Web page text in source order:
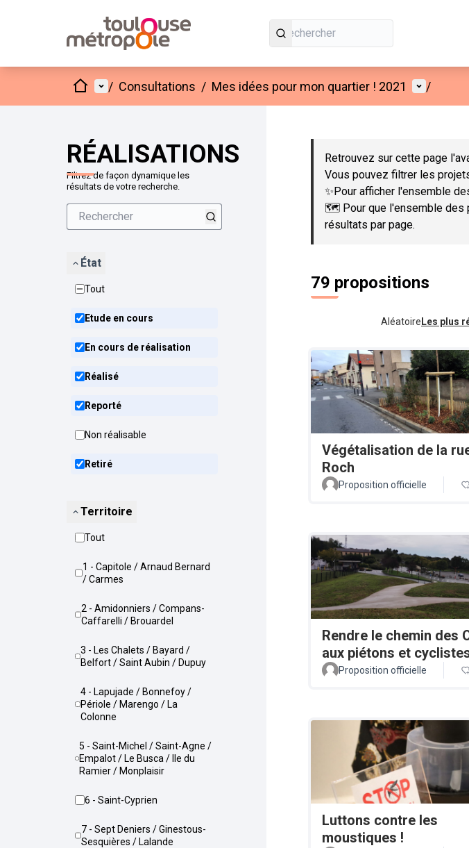
AccueilMenu principal
/ Consultations / Mes idées pour mon quartier ! 2021 Menu
/
RÉALISATIONS
Filtrez de façon dynamique les
résultats de votre recherche.
État
Tout
Etude en cours
En cours de réalisation
Réalisé
Reporté
Non réalisable
Retiré
Territoire
Tout
1 - Capitole / Arnaud Bernard
/ Carmes
2 - Amidonniers / Compans-
Caffarelli / Brouardel
3 - Les Chalets / Bayard /
Belfort / Saint Aubin / Dupuy
4 - Lapujade / Bonnefoy /
Périole / Marengo / La
Colonne
5 - Saint-Michel / Saint-Agne /
Empalot / Le Busca / Ile du
Ramier / Monplaisir
6 - Saint-Cyprien
7 - Sept Deniers / Ginestous-
Sesquières / Lalande
Passer la carte
Retrouvez sur cette page
Vous pouvez filtrer les
✨Pour afficher l'ensemble
🗺️ Pour que l'ensemble des
résultats par page.
79 propositions
Aléatoire Les plus
Végétalisation de la
Roch
Proposition officielle
Rendre le chemin des
aux piétons et
Proposition officielle
Luttons contre les
moustiques !